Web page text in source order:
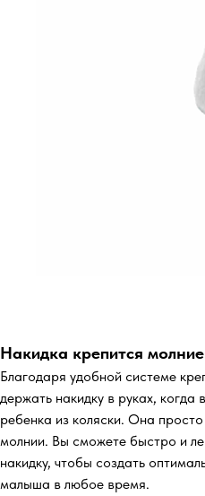
Накидка крепится
Благодаря удобной системе
держать накидку в руках, когда
ребенка из коляски. Она
молнии. Вы сможете быстро и
накидку, чтобы создать
малыша в любое время.